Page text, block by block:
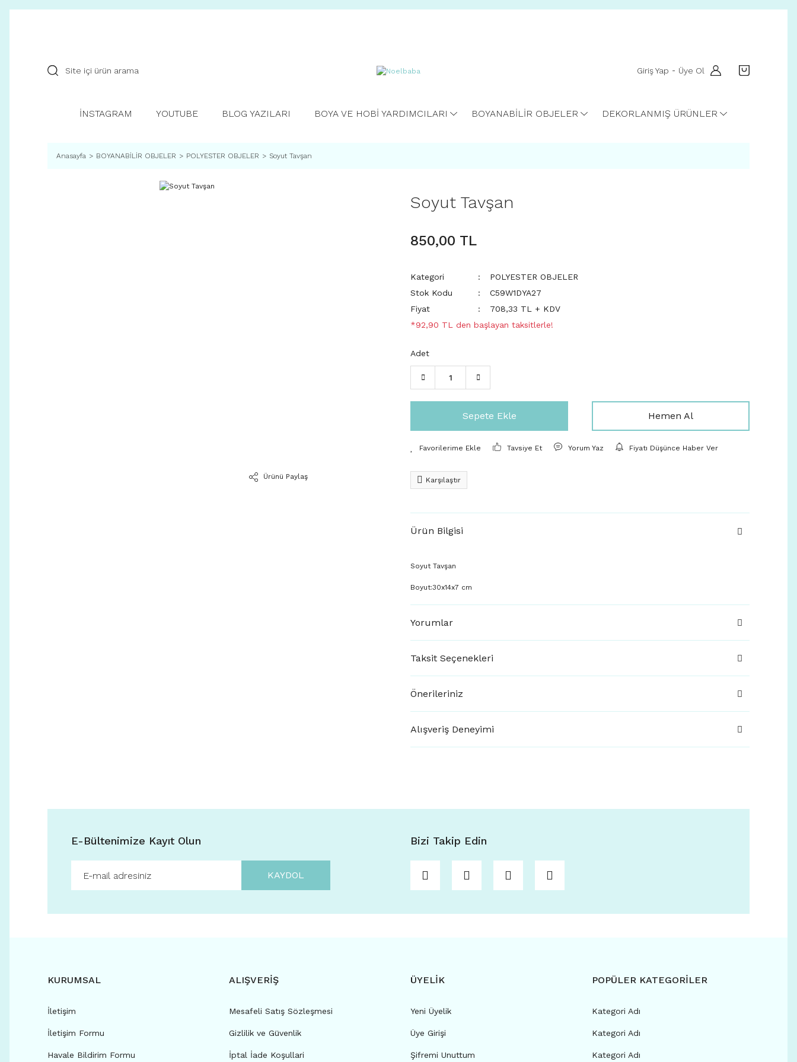
Giriş Yap - Üye Ol
İNSTAGRAM YOUTUBE BLOG YAZILARI BOYA VE HOBİ YARDIMCILARI BOYANABİLİR OBJELER DEKORLANMIŞ ÜRÜNLER
Anasayfa BOYANABİLİR OBJELER POLYESTER OBJELER Soyut Tavşan
Ürünü Paylaş
Soyut Tavşan
850,00 TL
Kategori
POLYESTER OBJELER
Stok Kodu
C59W1DYA27
Fiyat
708,33 TL + KDV
*92,90 TL den başlayan taksitlerle!
Adet
Sepete Ekle Hemen Al
Tavsiye Et Yorum Yaz Fiyatı Düşünce Haber Ver
Karşılaştır
Ürün Bilgisi
Soyut Tavşan
Boyut:30x14x7 cm
Yorumlar
Taksit Seçenekleri
Önerileriniz
Alışveriş Deneyimi
E-Bültenimize Kayıt Olun
KAYDOL
Bizi Takip Edin
KURUMSAL
İletişim
İletişim Formu
Havale Bildirim Formu
ALIŞVERİŞ
Mesafeli Satış Sözleşmesi
Gizlilik ve Güvenlik
İptal İade Koşullari
ÜYELİK
Yeni Üyelik
Üye Girişi
Şifremi Unuttum
POPÜLER KATEGORİLER
Kategori Adı
Kategori Adı
Kategori Adı